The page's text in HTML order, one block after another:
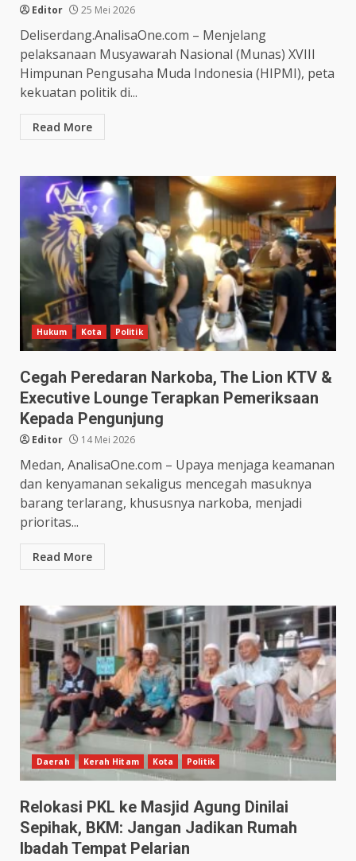
Editor 25 Mei 2026
Deliserdang.AnalisaOne.com – Menjelang
pelaksanaan Musyawarah Nasional (Munas) XVIII
Himpunan Pengusaha Muda Indonesia (HIPMI), peta
kekuatan politik di...
Read More
Hukum Kota Politik
Cegah Peredaran Narkoba, The Lion KTV &
Executive Lounge Terapkan Pemeriksaan
Kepada Pengunjung
Editor 14 Mei 2026
Medan, AnalisaOne.com – Upaya menjaga keamanan
dan kenyamanan sekaligus mencegah masuknya
barang terlarang, khususnya narkoba, menjadi
prioritas...
Read More
Daerah Kerah Hitam Kota Politik
Relokasi PKL ke Masjid Agung Dinilai
Sepihak, BKM: Jangan Jadikan Rumah
Ibadah Tempat Pelarian